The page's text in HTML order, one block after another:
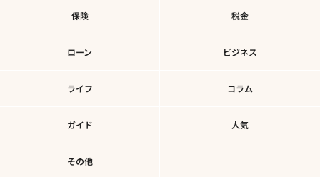
保険 税金
ローン ビジネス
ライフ コラム
ガイド 人気
その他